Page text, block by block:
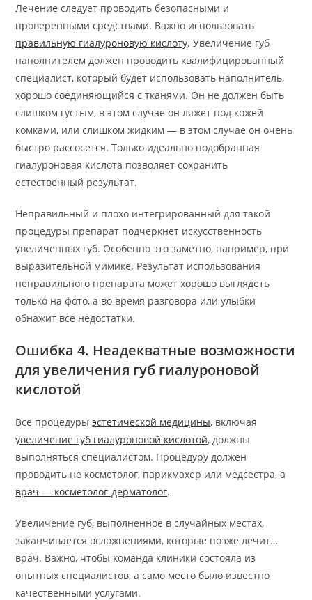
Лечение следует проводить безопасными и
проверенными средствами. Важно использовать
правильную гиалуроновую кислоту. Увеличение губ
наполнителем должен проводить квалифицированный
специалист, который будет использовать наполнитель,
хорошо соединяющийся с тканями. Он не должен быть
слишком густым, в этом случае он ляжет под кожей
комками, или слишком жидким — в этом случае он очень
быстро рассосется. Только идеально подобранная
гиалуроновая кислота позволяет сохранить
естественный результат.
Неправильный и плохо интегрированный для такой
процедуры препарат подчеркнет искусственность
увеличенных губ. Особенно это заметно, например, при
выразительной мимике. Результат использования
неправильного препарата может хорошо выглядеть
только на фото, а во время разговора или улыбки
обнажит все недостатки.
Ошибка 4. Неадекватные возможности
для увеличения губ гиалуроновой
кислотой
Все процедурыэстетической медицины, включая
увеличение губ гиалуроновой кислотой, должны
выполняться специалистом. Процедуру должен
проводить не косметолог, парикмахер или медсестра, а
врач — косметолог-дерматолог.
Увеличение губ, выполненное в случайных местах,
заканчивается осложнениями, которые позже лечит…
врач. Важно, чтобы команда клиники состояла из
опытных специалистов, а само место было известно
качественными услугами.